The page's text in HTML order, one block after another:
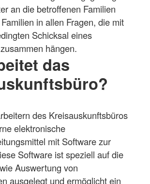
an die betroffenen Familien
in allen Fragen, die mit
Schicksal eines
hängen.
das
des Kreisauskunftsbüros
elektronische
mit Software zur
Software ist speziell auf die
Auswertung von
ausgelegt und ermöglicht ein